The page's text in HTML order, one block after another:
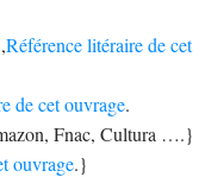
Référence litéraire de cet
de cet ouvrage.
Fnac, Cultura ….}
ouvrage.}